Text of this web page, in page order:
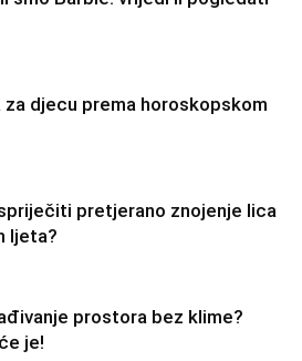
za djecu prema horoskopskom
pretjerano znojenje lica
ljeta?
prostora bez klime?
je!